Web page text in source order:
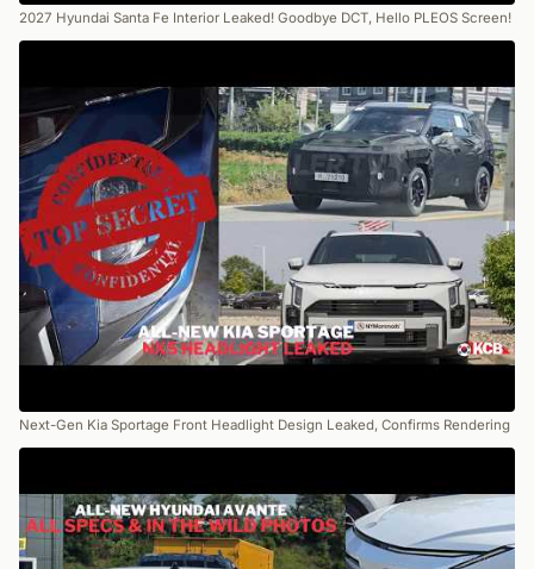
2027 Hyundai Santa Fe Interior Leaked! Goodbye DCT, Hello PLEOS Screen!
Next-Gen Kia Sportage Front Headlight Design Leaked, Confirms Rendering